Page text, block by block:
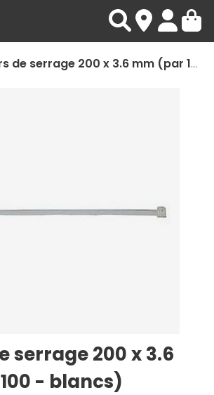
Colliers de serrage 200 x 3.6 mm (par 100 - blancs)
serrage 200 x 3.6
- blancs)